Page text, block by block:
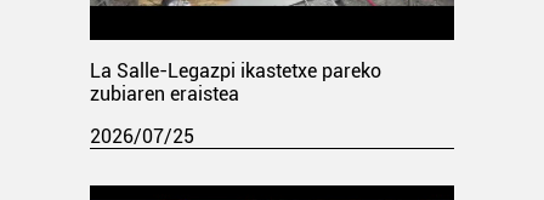
La Salle-Legazpi ikastetxe pareko
zubiaren eraistea
2026/07/25